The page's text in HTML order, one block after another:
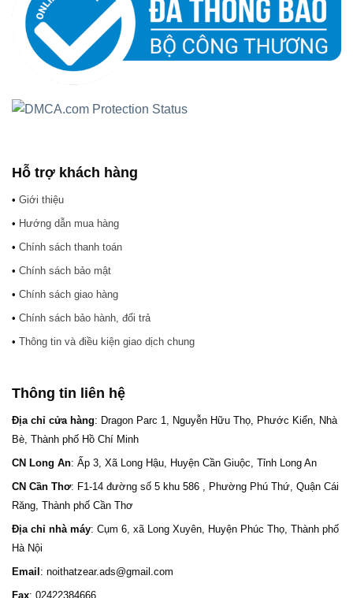
Hỗ trợ khách hàng
• Giới thiệu
• Hướng dẫn mua hàng
• Chính sách thanh toán
• Chính sách bảo mật
• Chính sách giao hàng
• Chính sách bảo hành, đổi trả
• Thông tin và điều kiện giao dịch chung
Thông tin liên hệ
Địa chỉ cửa hàng: Dragon Parc 1, Nguyễn Hữu Thọ, Phước Kiển, Nhà
Bè, Thành phố Hồ Chí Minh
CN Long An: Ấp 3, Xã Long Hậu, Huyện Cần Giuộc, Tỉnh Long An
CN Cần Thơ: F1-14 đường số 5 khu 586 , Phường Phú Thứ, Quận Cái
Răng, Thành phố Cần Thơ
Địa chỉ nhà máy: Cụm 6, xã Long Xuyên, Huyện Phúc Thọ, Thành phố
Hà Nội
Email : noithatzear.ads@gmail.com
Fax: 02422384666